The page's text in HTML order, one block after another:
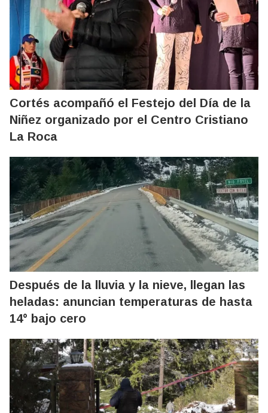
Cortés acompañó el Festejo del Día de la
Niñez organizado por el Centro Cristiano
La Roca
Después de la lluvia y la nieve, llegan las
heladas: anuncian temperaturas de hasta
14° bajo cero